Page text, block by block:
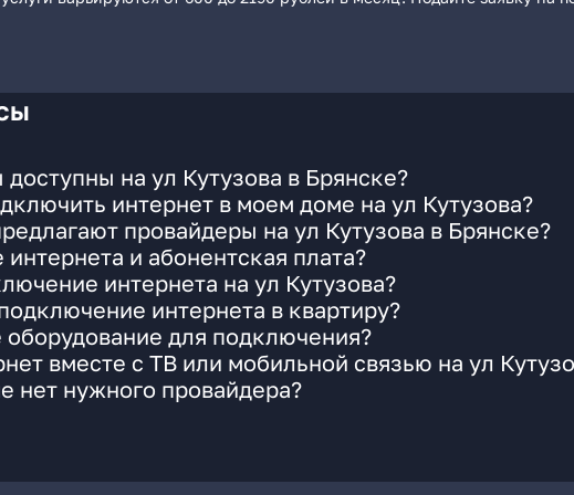
на ул Кутузова в Брянске?
интернет в моем доме на ул Кутузова?
провайдеры на ул Кутузова в Брянске?
и абонентская плата?
интернета на ул Кутузова?
интернета в квартиру?
для подключения?
вместе с ТВ или мобильной связью на ул
нет нужного провайдера?